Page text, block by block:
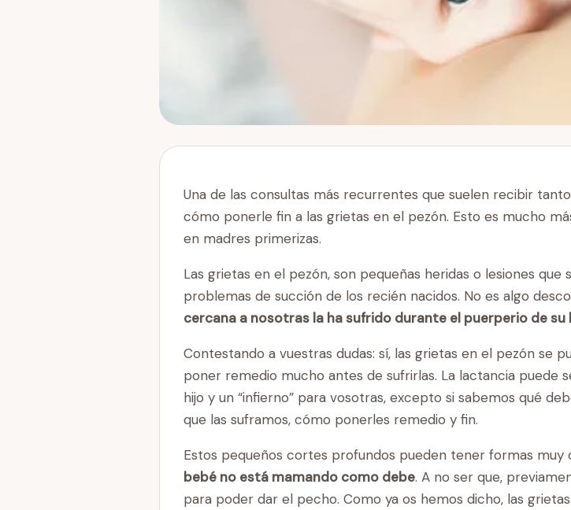
Una de las consultas más recurrentes que suelen recibir
cómo ponerle fin a las grietas en el pezón. Esto es mucho
en madres primerizas.
Las grietas en el pezón, son pequeñas heridas o lesiones
problemas de succión de los recién nacidos. No es algo
cercana a nosotras la ha sufrido durante el puerperio de su
Contestando a vuestras dudas: sí, las grietas en el pezón se
poner remedio mucho antes de sufrirlas. La lactancia puede
hijo y un “infierno” para vosotras, excepto si sabemos qué
que las suframos, cómo ponerles remedio y fin.
Estos pequeños cortes profundos pueden tener formas muy
bebé no está mamando como debe. A no ser que,
para poder dar el pecho. Como ya os hemos dicho, las